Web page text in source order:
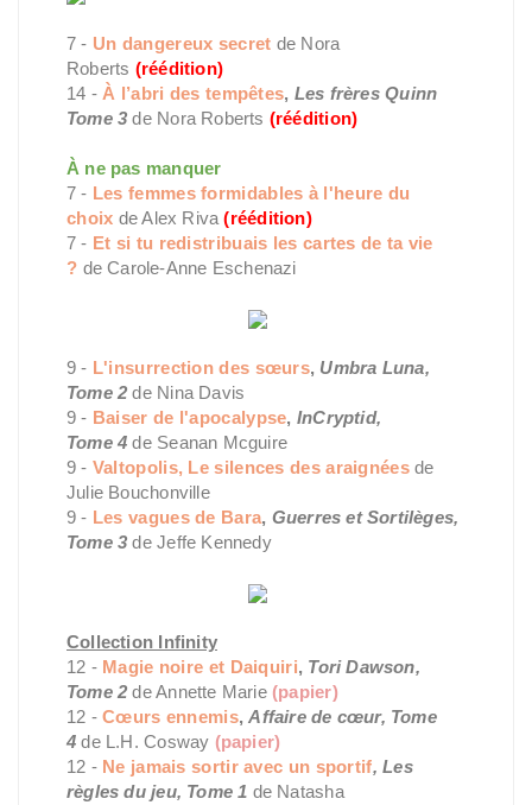
7 - Un dangereux secret de Nora
Roberts (réédition)
14 - À l’abri des tempêtes, Les frères Quinn
Tome 3 de Nora Roberts (réédition)
À ne pas manquer
7 - Les femmes formidables à l'heure du
choix de Alex Riva(réédition)
7 - Et si tu redistribuais les cartes de ta vie
? de Carole-Anne Eschenazi
9 - L'insurrection des sœurs, Umbra Luna,
Tome 2de Nina Davis
9 - Baiser de l'apocalypse, InCryptid,
Tome 4de Seanan Mcguire
9 - Valtopolis, Le silences des araignées de
Julie Bouchonville
9 - Les vagues de Bara, Guerres et Sortilèges,
Tome 3de Jeffe Kennedy
Collection Infinity
12 - Magie noire et Daiquiri, Tori Dawson,
Tome 2 de Annette Marie (papier)
12 -Cœurs ennemis,Affaire de cœur, Tome
4de L.H. Cosway (papier)
12 - Ne jamais sortir avec un sportif, Les
règles du jeu, Tome 1 de Natasha